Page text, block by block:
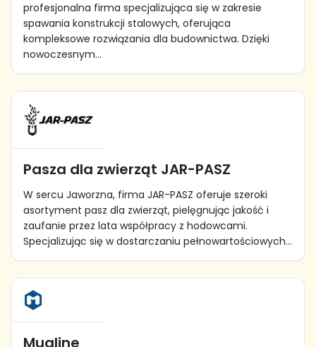
profesjonalna firma specjalizująca się w zakresie
spawania konstrukcji stalowych, oferująca
kompleksowe rozwiązania dla budownictwa. Dzięki
nowoczesnym...
Pasza dla zwierząt JAR-PASZ
W sercu Jaworzna, firma JAR-PASZ oferuje szeroki
asortyment pasz dla zwierząt, pielęgnując jakość i
zaufanie przez lata współpracy z hodowcami.
Specjalizując się w dostarczaniu pełnowartościowych...
Mugline